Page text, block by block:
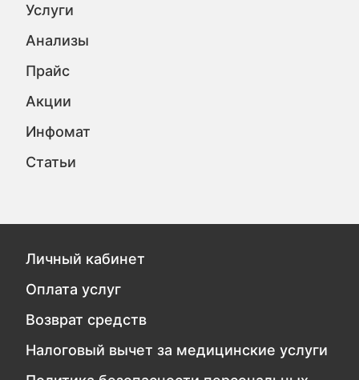
Услуги
Анализы
Прайс
Акции
Инфомат
Статьи
Личный кабинет
Оплата услуг
Возврат средств
Налоговый вычет за медицинские услуги